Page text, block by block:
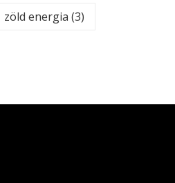
zöld energia (3)